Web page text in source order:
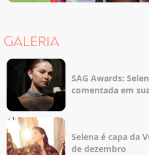
GALERIA
SAG Awards:
comentada em
Selena é capa da
de dezembro